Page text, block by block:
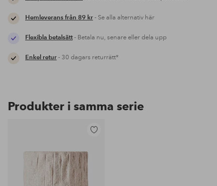
Hemleverans från 89 kr- Se alla alternativ här
Flexibla betalsätt- Betala nu, senare eller dela upp
Enkel retur- 30 dagars returrätt*
Produkter i samma serie
i
favoriter